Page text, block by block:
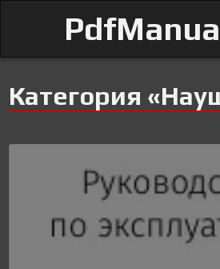
Категория